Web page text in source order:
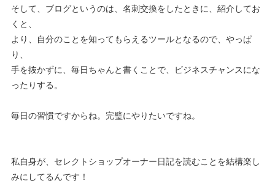
そして、ブログというのは、名刺交換をしたときに、紹介してお
くと、
より、自分のことを知ってもらえるツールとなるので、やっぱ
り、
手を抜かずに、毎日ちゃんと書くことで、ビジネスチャンスにな
ったりする。
毎日の習慣ですからね。完璧にやりたいですね。
私自身が、セレクトショップオーナー日記を読むことを結構楽し
みにしてるんです！